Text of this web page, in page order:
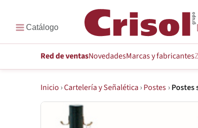
Red de ventasNovedadesMarcasy fabricantes
Inicio ›Cartelería y Señalética ›Postes › Postes